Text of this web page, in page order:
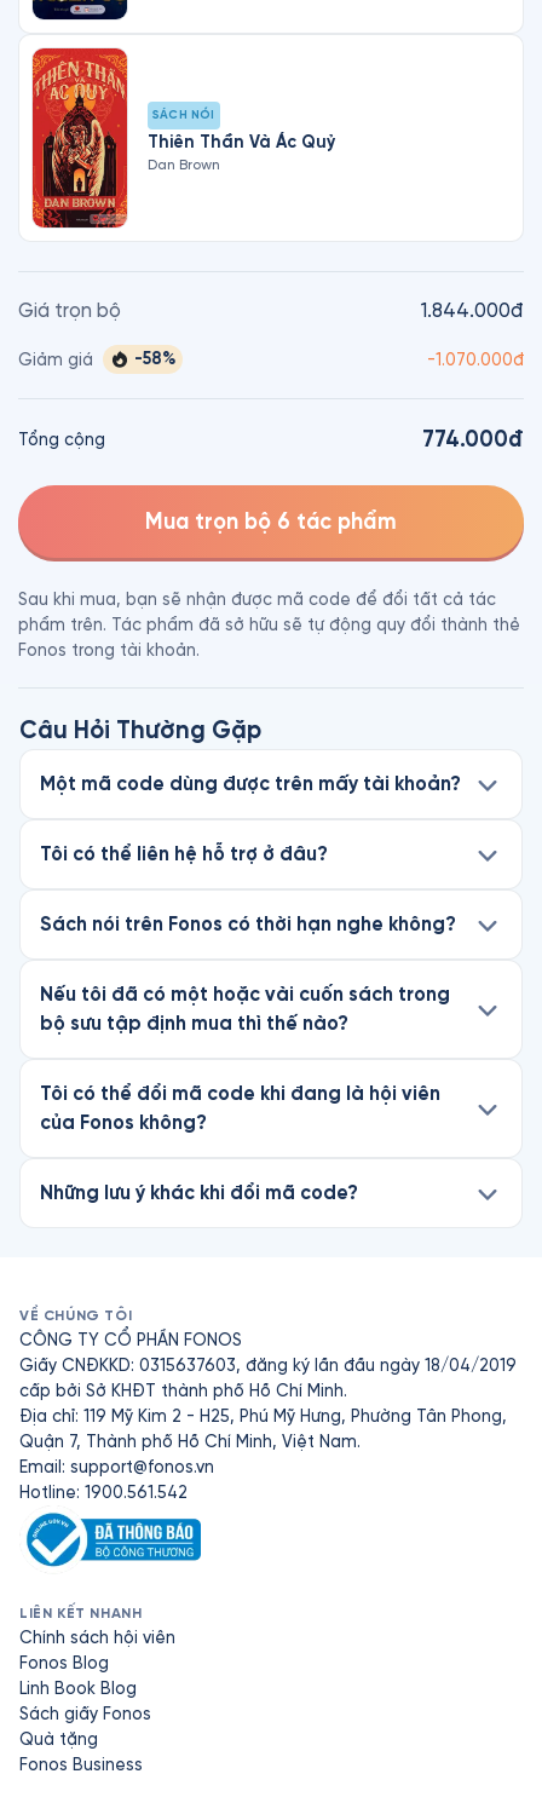
SÁCH NÓI
Thiên Thần Và Ác Quỷ
Dan Brown
Giá trọn bộ 1.844.000đ
Giảm giá -58% -1.070.000đ
Tổng cộng 774.000đ
Mua trọn bộ 6 tác phẩm
Sau khi mua, bạn sẽ nhận được mã code để đổi tất cả tác
phẩm trên. Tác phẩm đã sở hữu sẽ tự động quy đổi thành thẻ
Fonos trong tài khoản.
Câu Hỏi Thường Gặp
Một mã code dùng được trên mấy tài khoản?
Tôi có thể liên hệ hỗ trợ ở đâu?
Sách nói trên Fonos có thời hạn nghe không?
Nếu tôi đã có một hoặc vài cuốn sách trong
bộ sưu tập định mua thì thế nào?
Tôi có thể đổi mã code khi đang là hội viên
của Fonos không?
Những lưu ý khác khi đổi mã code?
VỀ CHÚNG TÔI
CÔNG TY CỔ PHẦN FONOS
Giấy CNĐKKD: 0315637603, đăng ký lần đầu ngày 18/04/2019
cấp bởi Sở KHĐT thành phố Hồ Chí Minh.
Địa chỉ: 119 Mỹ Kim 2 - H25, Phú Mỹ Hưng, Phường Tân Phong,
Quận 7, Thành phố Hồ Chí Minh, Việt Nam.
Email: support@fonos.vn
Hotline: 1900.561.542
LIÊN KẾT NHANH
Chính sách hội viên
Fonos Blog
Linh Book Blog
Sách giấy Fonos
Quà tặng
Fonos Business